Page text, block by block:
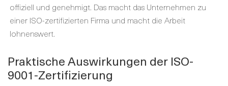
offiziell und genehmigt. Das macht das Unternehmen zu
einer ISO-zertifizierten Firma und macht die Arbeit
lohnenswert.
Praktische Auswirkungen der ISO-
9001-Zertifizierung